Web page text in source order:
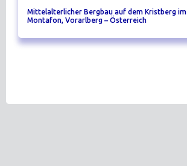
Mittelalterlicher Bergbau auf dem Kristberg im
Montafon, Vorarlberg – Österreich